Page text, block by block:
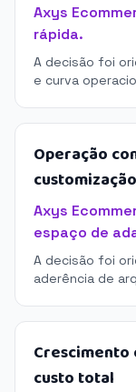
Axys
rápida.
A decisão foi
e curva
Operação
customização
Axys
espaço de
A decisão foi
aderência de
custo total